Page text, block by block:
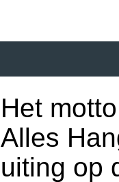
Het
Alles
uiting op